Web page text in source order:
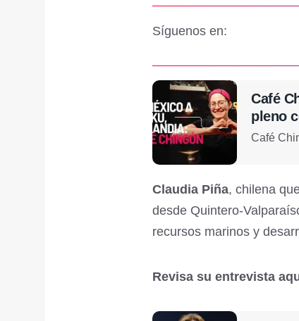
Síguenos en:
Café
pleno
Café
Claudia Piña, chilena
desde Quintero-
recursos marinos y
Revisa su entrevista